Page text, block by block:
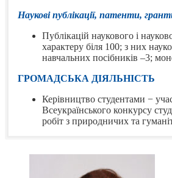
Наукові публікації, патенти,
Публікацій наукового і
характеру біля 100; з них
навчальних посібників –3;
ГРОМАДСЬКА ДІЯЛЬНІСТЬ
Керівництво студентами −
Всеукраїнського конкурсу
робіт з природничих та